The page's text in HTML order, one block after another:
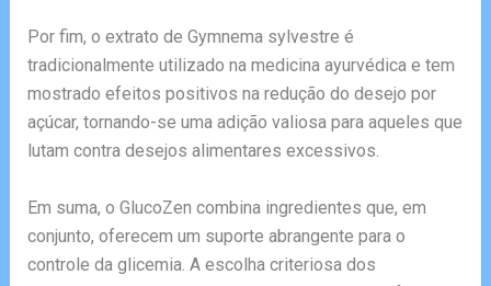
Por fim, o extrato de Gymnema sylvestre é
tradicionalmente utilizado na medicina ayurvédica e tem
mostrado efeitos positivos na redução do desejo por
açúcar, tornando-se uma adição valiosa para aqueles que
lutam contra desejos alimentares excessivos.
Em suma, o GlucoZen combina ingredientes que, em
conjunto, oferecem um suporte abrangente para o
controle da glicemia. A escolha criteriosa dos